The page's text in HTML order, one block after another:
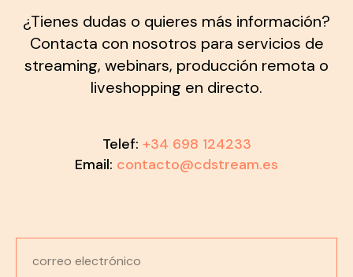
CONTACTO
¿Tienes dudas o quieres más información?
Contacta con nosotros para servicios de
streaming, webinars, producción remota o
liveshopping en directo.
Telef: +34 698 124233
Email: contacto@cdstream.es